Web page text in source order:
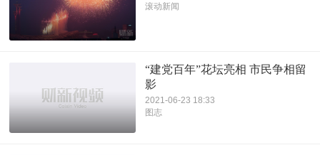
滚动新闻
“建党百年”花坛亮相 市民争相留
影
2021-06-23 18:33
图志